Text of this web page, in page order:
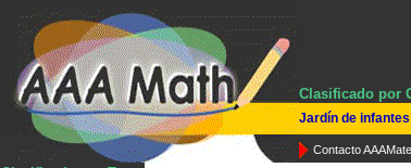
Clasificado por
Jardín de infantes
Contacto